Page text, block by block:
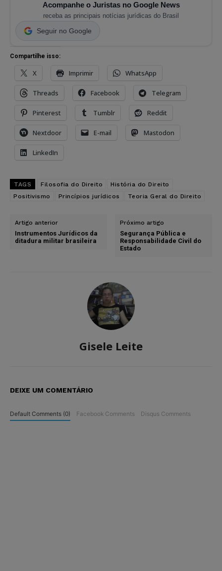
Acompanhe o Juristas no Google News
receba as principais notícias jurídicas do Brasil
Seguir no Google
Compartilhe isso:
X Imprimir WhatsApp
Threads Facebook Telegram
Pinterest Tumblr Reddit
Nextdoor E-mail Mastodon
LinkedIn
TAGS Filosofia do Direito
História do Direito
Positivismo
Princípios jurídicos Teoria Geral do Direito
Artigo anterior
Instrumentos Jurídicos da
ditadura militar brasileira
Próximo artigo
Segurança Pública e
Responsabilidade Civil do
Estado
Gisele Leite
DEIXE UM COMENTÁRIO
Default Comments (0) Facebook Comments Disqus Comments